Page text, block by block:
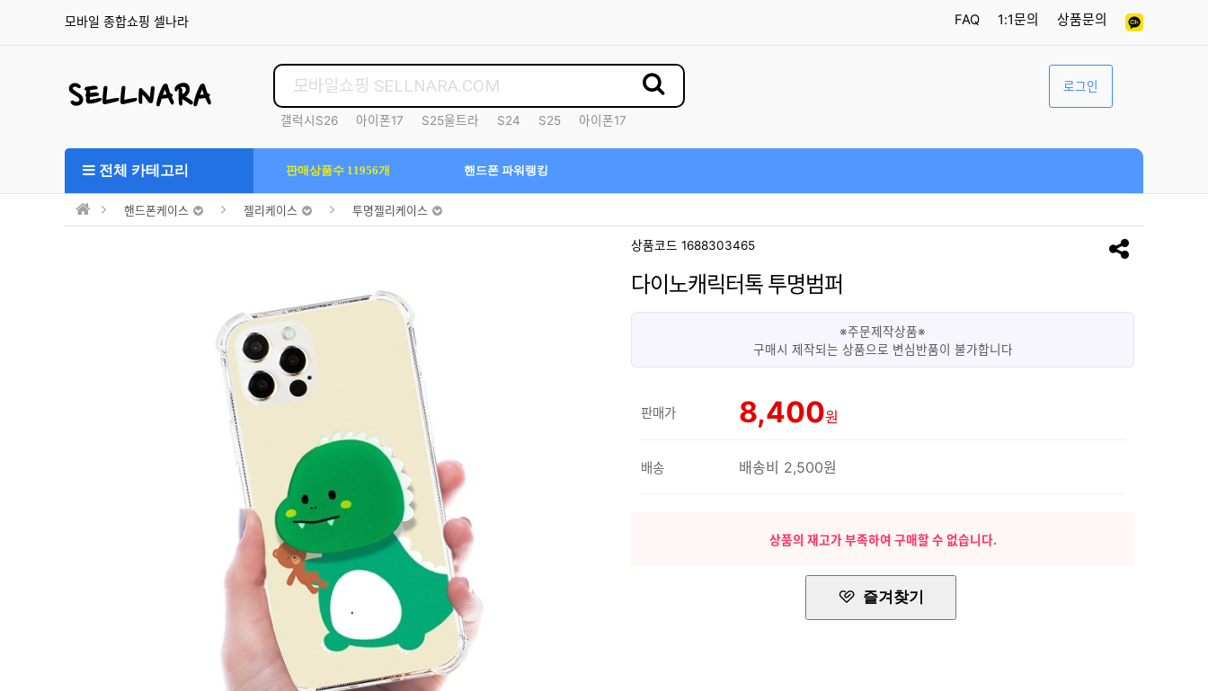
모바일 종합쇼핑 셀나라 FAQ 1:1문의 상품문의
갤럭시S26 아이폰17 S25울트라 S24 S25
아이폰17
로그인
전체 카테고리 판매상품수 11956개 핸드폰 파워랭킹
핸드폰케이스 젤리케이스 투명젤리케이스
상품코드 1688303465
다이노캐릭터톡 투명범퍼
※주문제작상품※
구매시 제작되는 상품으로 변심반품이 불가합니다
판매가 8,400원
배송 배송비 2,500원
상품의 재고가 부족하여 구매할 수 없습니다.
즐겨찾기